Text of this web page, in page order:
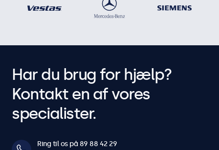
Har du brug for hjælp?
Kontakt en af vores
specialister.
Ring til os på 89 88 42 29